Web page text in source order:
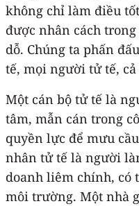
không chỉ làm điều
được nhân cách
dỗ. Chúng ta phấn
tế, mọi người tử tế,
Một cán bộ tử tế là
tâm, mẫn cán trong
quyền lực để mưu
nhân tử tế là người
doanh liêm chính, có
môi trường. Một nhà